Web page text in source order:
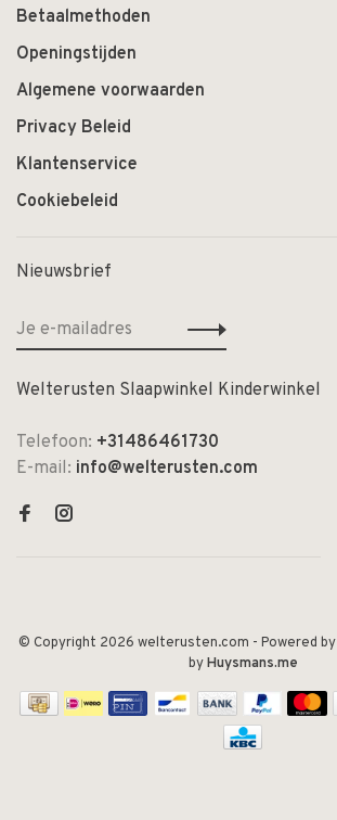
Betaalmethoden
Openingstijden
Algemene voorwaarden
Privacy Beleid
Klantenservice
Cookiebeleid
Nieuwsbrief
Welterusten Slaapwinkel Kinderwinkel
Telefoon: +31486461730
E-mail: info@welterusten.com
© Copyright 2026 welterusten.com - Powered by
byHuysmans.me